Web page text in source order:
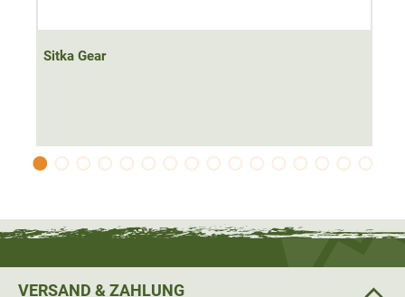
FürwasserabweisendeEigenschaften sorgt eineDWR
Imprägnierung
Tarnung. Allerhand Jagdausrüstung findet in der
Brusttasche
und den zwei Seitentaschen mit
Übergangszeit oder als wärmende Isolationsschicht unter
Sitka Gear
VERSAND & ZAHLUNG